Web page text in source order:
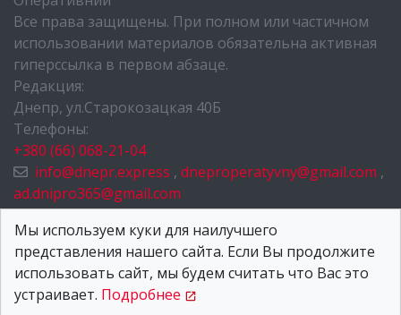
Все права защищены. При полном или частичном
использовании материалов обязательна активная
гиперссылка в первом абзаце.
Редакция:
Днепр, ул.Старокозацкая 40Б
Телефоны:
+380 (66) 068-21-04
info@dnepr.express , dneproperatyvny@gmail.com ,
ad.dnipro365@gmail.com
НОВОСТИ ДНЕПРА
О НАС
КОНТАКТЫ
Мы используем куки для наилучшего
представления нашего сайта. Если Вы продолжите
использовать сайт, мы будем считать что Вас это
устраивает. Подробнее